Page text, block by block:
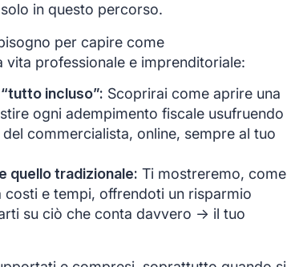
in questo percorso.
per capire come
professionale e imprenditoriale:
incluso”: Scoprirai come aprire una
ogni adempimento fiscale usufruendo
commercialista, online, sempre al tuo
quello tradizionale: Ti mostreremo, come
e tempi, offrendoti un risparmio
su ciò che conta davvero -> il tuo